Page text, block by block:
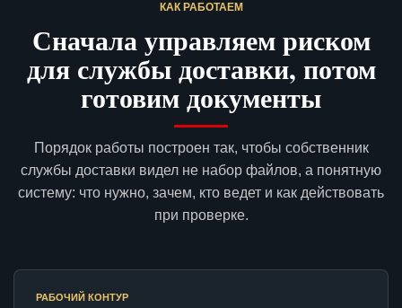
КАК РАБОТАЕМ
Сначала управляем риском
для службы доставки, потом
готовим документы
Порядок работы построен так, чтобы собственник
службы доставки видел не набор файлов, а понятную
систему: что нужно, зачем, кто ведет и как действовать
при проверке.
РАБОЧИЙ КОНТУР